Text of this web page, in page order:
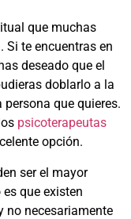
que muchas
Si te encuentras en
deseado que el
doblarlo a la
que quieres.
psicoterapeutas
opción.
ser el mayor
que existen
no necesariamente